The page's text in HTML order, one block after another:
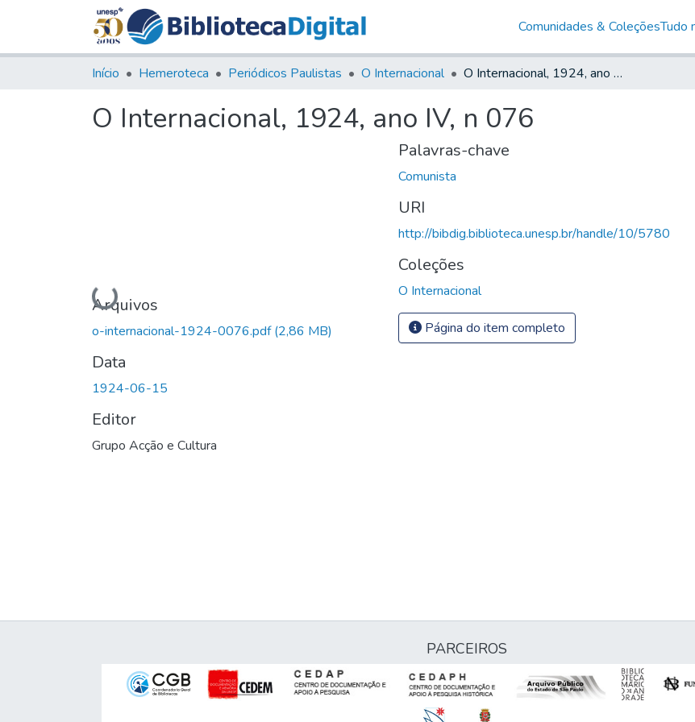
Comunidades & ColeçõesTudo
Início Hemeroteca Periódicos Paulistas O Internacional O Internacional, 1924, ano IV, n 076
O Internacional, 1924, ano IV, n 076
Carregando...
Arquivos
o-internacional-1924-0076.pdf(2,86 MB)
Data
1924-06-15
Editor
Grupo Acção e Cultura
Palavras-chave
Comunista
URI
http://bibdig.biblioteca.unesp.br/handle/10/5780
Coleções
O Internacional
Página do item completo
PARCEIROS